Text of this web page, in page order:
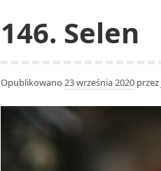
146. Selen
Opublikowano 23 września 2020 przez